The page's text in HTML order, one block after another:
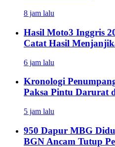
8 jam lalu
Hasil Moto3 Inggris
Catat Hasil
6 jam lalu
Kronologi
Paksa Pintu Darurat
5 jam lalu
950 Dapur MBG
BGN Ancam Tutup